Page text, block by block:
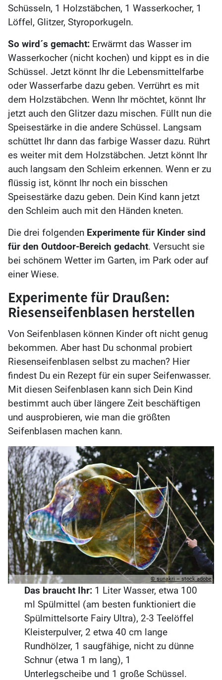
Schüsseln, 1 Holzstäbchen, 1 Wasserkocher, 1
Löffel, Glitzer, Styroporkugeln.
So wird´s gemacht: Erwärmt das Wasser im
Wasserkocher (nicht kochen) und kippt es in die
Schüssel. Jetzt könnt Ihr die Lebensmittelfarbe
oder Wasserfarbe dazu geben. Verrührt es mit
dem Holzstäbchen. Wenn Ihr möchtet, könnt Ihr
jetzt auch den Glitzer dazu mischen. Füllt nun die
Speisestärke in die andere Schüssel. Langsam
schüttet Ihr dann das farbige Wasser dazu. Rührt
es weiter mit dem Holzstäbchen. Jetzt könnt Ihr
auch langsam den Schleim erkennen. Wenn er zu
flüssig ist, könnt Ihr noch ein bisschen
Speisestärke dazu geben. Dein Kind kann jetzt
den Schleim auch mit den Händen kneten.
Die drei folgenden Experimente für Kinder sind
für den Outdoor-Bereich gedacht. Versucht sie
bei schönem Wetter im Garten, im Park oder auf
einer Wiese.
Experimente für Draußen:
Riesenseifenblasen herstellen
Von Seifenblasen können Kinder oft nicht genug
bekommen. Aber hast Du schonmal probiert
Riesenseifenblasen selbst zu machen? Hier
findest Du ein Rezept für ein super Seifenwasser.
Mit diesen Seifenblasen kann sich Dein Kind
bestimmt auch über längere Zeit beschäftigen
und ausprobieren, wie man die größten
Seifenblasen machen kann.
© sunakri – stock.adobe
Das braucht Ihr: 1 Liter Wasser, etwa 100
ml Spülmittel (am besten funktioniert die
Spülmittelsorte Fairy Ultra), 2-3 Teelöffel
Kleisterpulver, 2 etwa 40 cm lange
Rundhölzer, 1 saugfähige, nicht zu dünne
Schnur (etwa 1 m lang), 1
Unterlegscheibe und 1 große Schüssel.